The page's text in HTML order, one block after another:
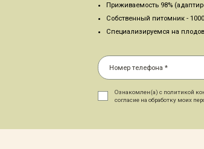
Приживаемость 98%
Собственный питомник -
Специализируемся на
Ознакомлен(а) с политикой
согласие на обработку моих